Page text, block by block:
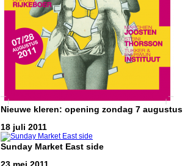
Nieuwe kleren: opening zondag 7 augustus
18 juli 2011
Sunday Market East side